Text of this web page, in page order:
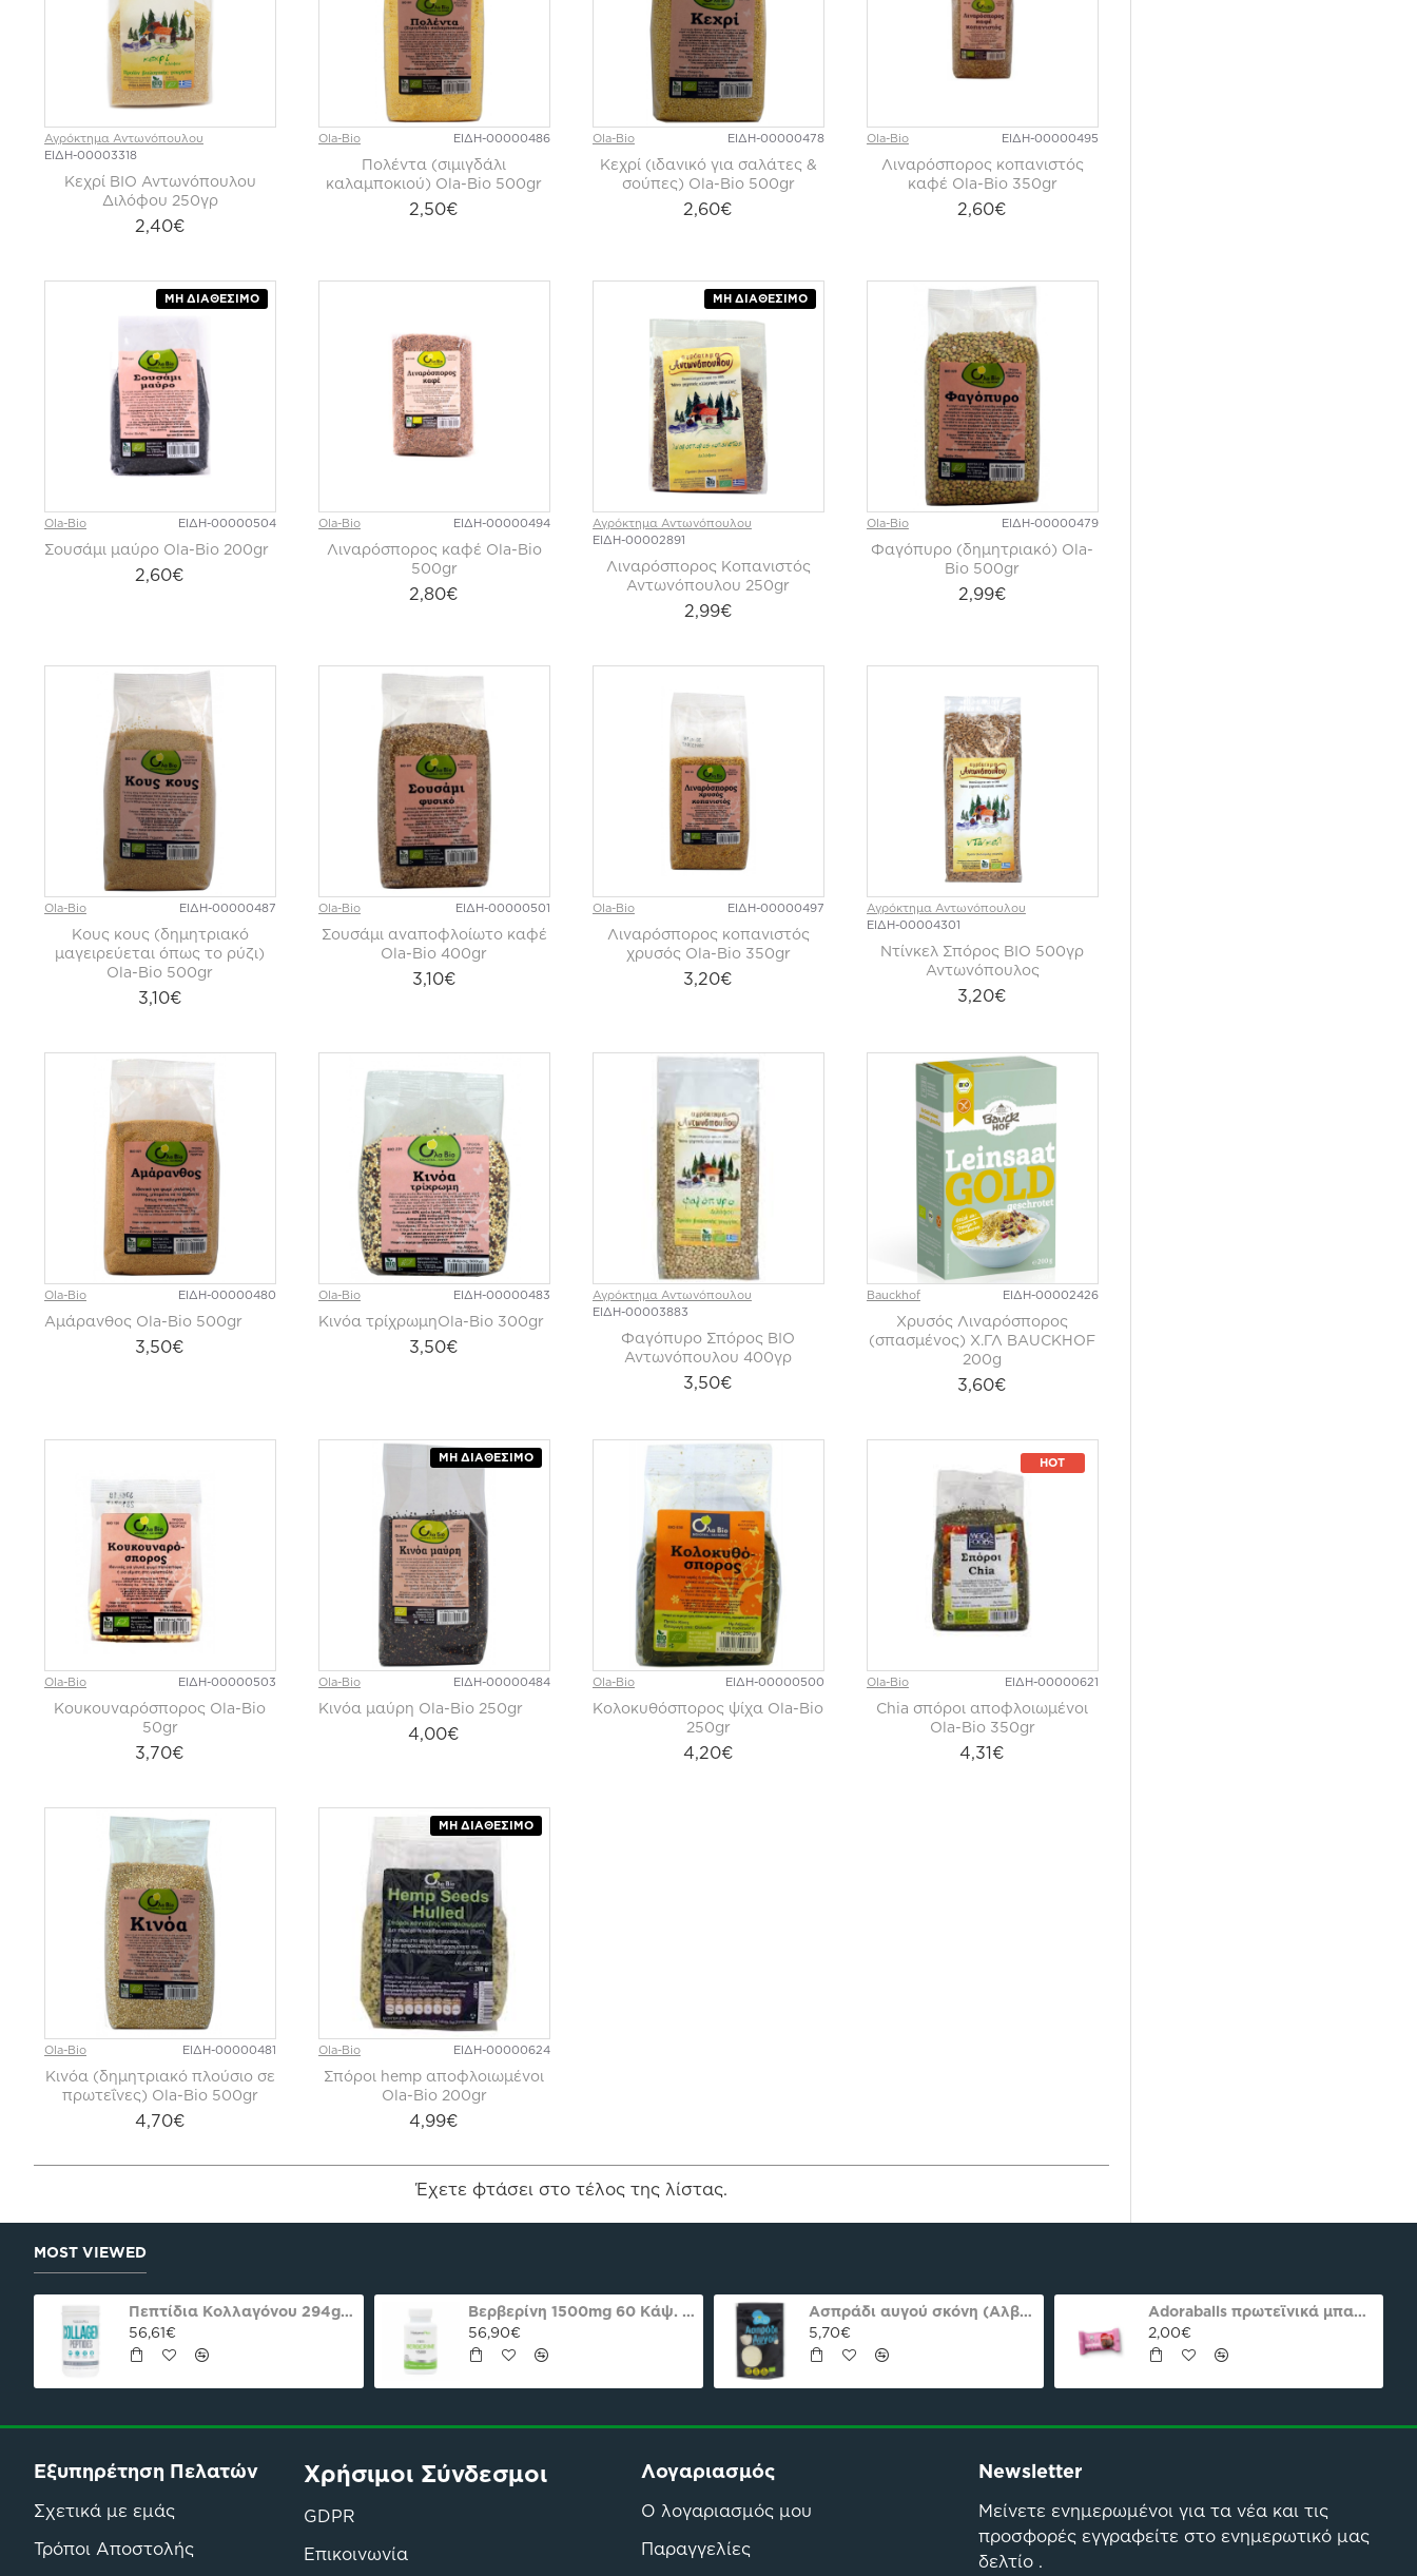
Αγρόκτημα Αντωνόπουλου
ΕΙΔΗ-00003318
Κεχρί ΒΙΟ Αντωνόπουλου
Διλόφου 250γρ
2,40€
Ola-Bio ΕΙΔΗ-00000486
Πολέντα (σιμιγδάλι
καλαμποκιού) Ola-Bio 500gr
2,50€
Ola-Bio ΕΙΔΗ-00000478
Κεχρί (ιδανικό για σαλάτες &
σούπες) Ola-Bio 500gr
2,60€
Ola-Bio ΕΙΔΗ-00000495
Λιναρόσπορος κοπανιστός
καφέ Ola-Bio 350gr
2,60€
ΜΗ ΔΙΑΘΈΣΙΜΟ
Ola-Bio ΕΙΔΗ-00000504
Σουσάμι μαύρο Ola-Bio 200gr
2,60€
Ola-Bio ΕΙΔΗ-00000494
Λιναρόσπορος καφέ Ola-Bio
500gr
2,80€
ΜΗ ΔΙΑΘΈΣΙΜΟ
Αγρόκτημα Αντωνόπουλου
ΕΙΔΗ-00002891
Λιναρόσπορος Κοπανιστός
Αντωνόπουλου 250gr
2,99€
Ola-Bio ΕΙΔΗ-00000479
Φαγόπυρο (δημητριακό) Ola-
Bio 500gr
2,99€
Ola-Bio ΕΙΔΗ-00000487
Κους κους (δημητριακό
μαγειρεύεται όπως το ρύζι)
Ola-Bio 500gr
3,10€
Ola-Bio ΕΙΔΗ-00000501
Σουσάμι αναποφλοίωτο καφέ
Ola-Bio 400gr
3,10€
Ola-Bio ΕΙΔΗ-00000497
Λιναρόσπορος κοπανιστός
χρυσός Ola-Bio 350gr
3,20€
Αγρόκτημα Αντωνόπουλου
ΕΙΔΗ-00004301
Ντίνκελ Σπόρος ΒΙΟ 500γρ
Αντωνόπουλος
3,20€
Ola-Bio ΕΙΔΗ-00000480
Αμάρανθος Ola-Bio 500gr
3,50€
Ola-Bio ΕΙΔΗ-00000483
Κινόα τρίχρωμηOla-Bio 300gr
3,50€
Αγρόκτημα Αντωνόπουλου
ΕΙΔΗ-00003883
Φαγόπυρο Σπόρος ΒΙΟ
Αντωνόπουλου 400γρ
3,50€
Bauckhof ΕΙΔΗ-00002426
Χρυσός Λιναρόσπορος
(σπασμένος) Χ.ΓΛ BAUCKHOF
200g
3,60€
Ola-Bio ΕΙΔΗ-00000503
Κουκουναρόσπορος Ola-Bio
50gr
3,70€
ΜΗ ΔΙΑΘΈΣΙΜΟ
Ola-Bio ΕΙΔΗ-00000484
Κινόα μαύρη Ola-Bio 250gr
4,00€
Ola-Bio ΕΙΔΗ-00000500
Κολοκυθόσπορος ψίχα Ola-Bio
250gr
4,20€
HOT
Ola-Bio ΕΙΔΗ-00000621
Chia σπόροι αποφλοιωμένοι
Ola-Bio 350gr
4,31€
Ola-Bio ΕΙΔΗ-00000481
Κινόα (δημητριακό πλούσιο σε
πρωτεΐνες) Ola-Bio 500gr
4,70€
ΜΗ ΔΙΑΘΈΣΙΜΟ
Ola-Bio ΕΙΔΗ-00000624
Σπόροι hemp αποφλοιωμένοι
Ola-Bio 200gr
4,99€
Έχετε φτάσει στο τέλος της λίστας.
MOST VIEWED
Βερβερίνη 1500mg 60 Κάψ. Natures Plus Pro
Ασπράδι αυγού σκόνη (Αλβουμίνη) Ola-Bio 50gr
Adoraballs πρωτεϊνικά μπαλάκια choco praline delight 40γρ Nutree Χ.ΓΛ
Εξυπηρέτηση Πελατών
Σχετικά με εμάς
Τρόποι Αποστολής
Χρήσιμοι Σύνδεσμοι
GDPR
Επικοινωνία
Λογαριασμός
Ο λογαριασμός μου
Παραγγελίες
Newsletter
Μείνετε ενημερωμένοι για τα νέα και τις
προσφορές εγγραφείτε στο ενημερωτικό μας
δελτίο .